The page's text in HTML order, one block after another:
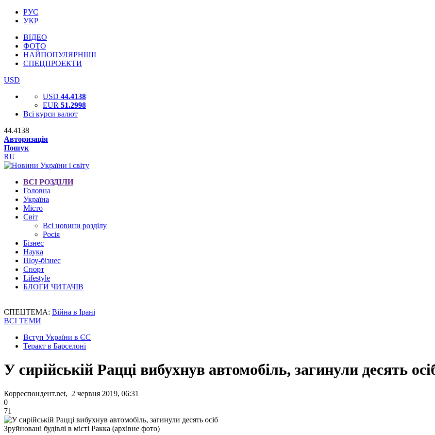
РУС
УКР
ВІДЕО
ФОТО
НАЙПОПУЛЯРНІШІ
СПЕЦПРОЕКТИ
USD
USD 44.4138
EUR 51.2998
Всі курси валют
44.4138
Авторизація
Пошук
RU
ВСІ РОЗДІЛИ
Головна
Україна
Місто
Світ
Всі новини розділу
Росія
Бізнес
Наука
Шоу-бізнес
Спорт
Lifestyle
БЛОГИ ЧИТАЧІВ
СПЕЦТЕМА: Війна в Ірані
ВСІ ТЕМИ
Вступ України в ЄС
Теракт в Барселоні
У сирійській Рацці вибухнув автомобіль, загинули десять
Корреспондент.net, 2 червня 2019, 06:31
0
71
Зруйновані будівлі в місті Ракка (архівне фото)